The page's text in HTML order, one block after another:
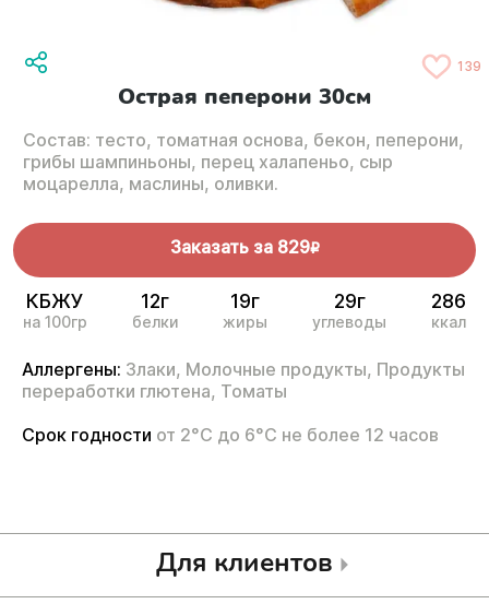
139
Острая пеперони 30см
Состав: тесто, томатная основа, бекон, пеперони,
грибы шампиньоны, перец халапеньо, сыр
моцарелла, маслины, оливки.
Заказать за 829R
КБЖУ
на 100гр
12г
белки
19г
жиры
29г
углеводы
286
ккал
Аллергены: Злаки, Молочные продукты, Продукты
переработки глютена, Томаты
Срок годности от 2°С до 6°С не более 12 часов
Для клиентов